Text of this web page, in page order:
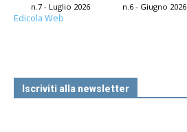
n.7 - Luglio 2026 n.6 - Giugno 2026
Edicola Web
Iscriviti alla newsletter